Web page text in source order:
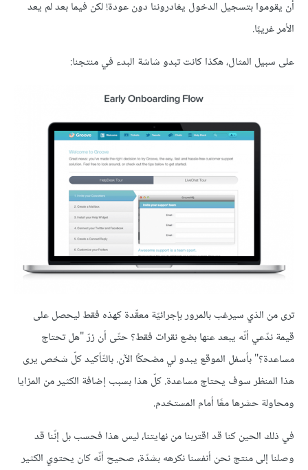
أن يقوموا بتسجيل الدخول يغادروننا دون عودة! لكن فيما بعد لم يعد
الأمر غريبًا.
على سبيل المثال، هكذا كانت تبدو شاشة البدء في منتجنا:
ترى من الذي سيرغب بالمرور بإجرائيّة معقّدة كهذه فقط ليحصل على
قيمة ندّعي أنّه يبعد عنها بضع نقرات فقط؟ حتّى أن زرّ "هل تحتاج
مساعدة؟" بأسفل الموقع يبدو لي مضحكًا الآن. بالتّأكيد كلّ شخص يرى
هذا المنظر سوف يحتاج مساعدة. كلّ هذا بسبب إضافة الكثير من المزايا
ومحاولة حشرها معًا أمام المستخدم.
في ذلك الحين كنا قد اقتربنا من نهايتنا، ليس هذا فحسب بل إنّنا قد
وصلنا إلى منتج نحن أنفسنا نكرهه بشدّة، صحيح أنّه كان يحتوي الكثير